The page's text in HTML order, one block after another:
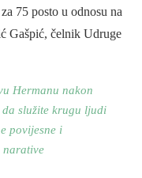
75 posto u odnosu na
Gašpić, čelnik Udruge
Hermanu nakon
da služite krugu ljudi
povijesne i
narative